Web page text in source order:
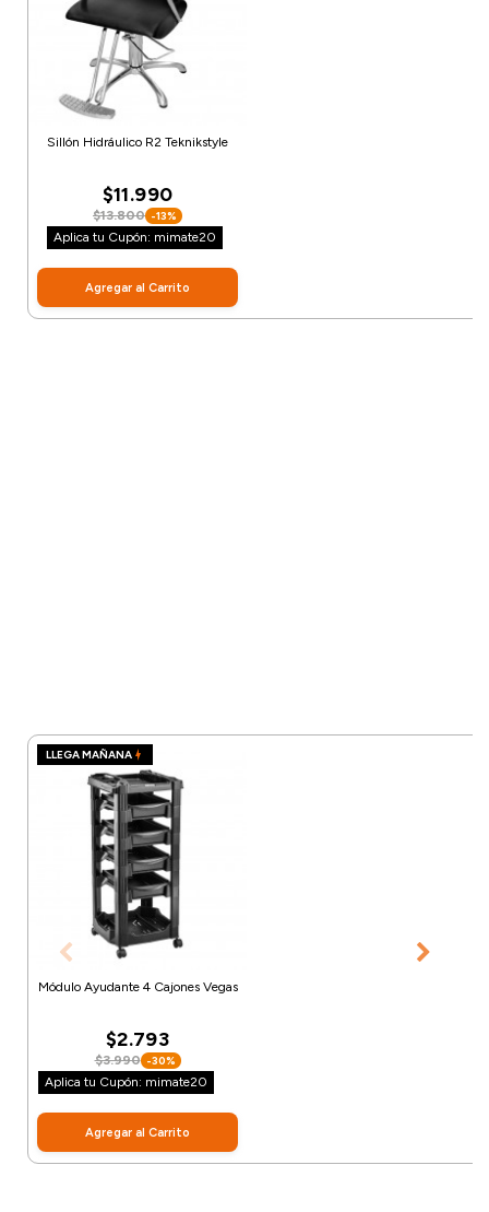
Sillón Hidráulico R2 Teknikstyle
$11.990
$13.800 -13%
Aplica tu Cupón: mimate20
Agregar al Carrito
LLEGA MAÑANA
Módulo Ayudante 4 Cajones Vegas
$2.793
$3.990 -30%
Aplica tu Cupón: mimate20
Agregar al Carrito